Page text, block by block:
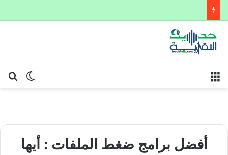
الوضع
أفضل برامج ضغط الملفات : أيها